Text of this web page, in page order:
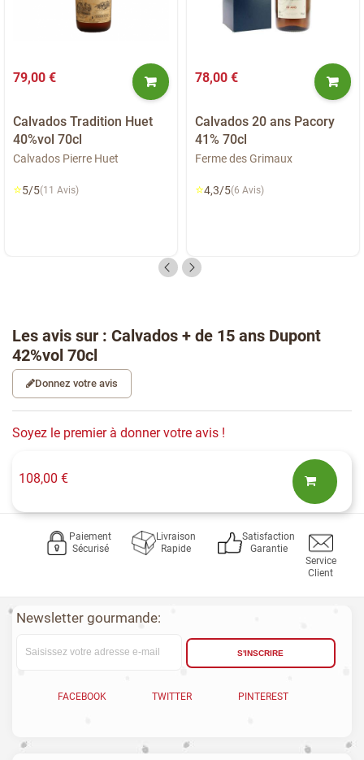
79,00 €
Calvados Tradition Huet
40%vol 70cl
Calvados Pierre Huet
⭐5/5(11 Avis)
78,00 €
Calvados 20 ans Pacory
41% 70cl
Ferme des Grimaux
⭐4,3/5(6 Avis)
Les avis sur : Calvados + de 15 ans Dupont
42%vol 70cl
Donnez votre avis
Soyez le premier à donner votre avis !
108,00 €
Paiement
Sécurisé
Livraison
Rapide
Satisfaction
Garantie
Service
Client
Newsletter gourmande:
S'INSCRIRE
FACEBOOK TWITTER PINTEREST